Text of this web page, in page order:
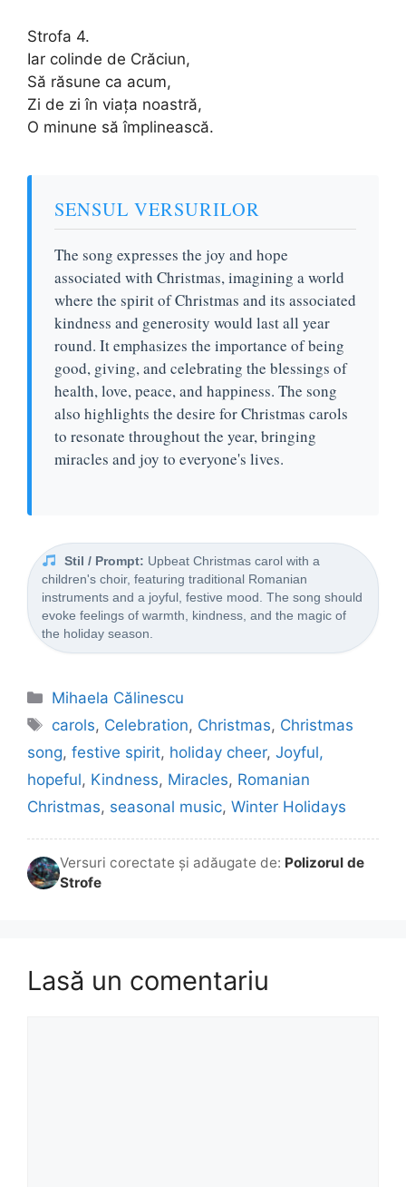
Strofa 4.
Iar colinde de Crăciun,
Să răsune ca acum,
Zi de zi în viaţa noastră,
O minune să împlinească.
SENSUL VERSURILOR
The song expresses the joy and hope
associated with Christmas, imagining a world
where the spirit of Christmas and its associated
kindness and generosity would last all year
round. It emphasizes the importance of being
good, giving, and celebrating the blessings of
health, love, peace, and happiness. The song
also highlights the desire for Christmas carols
to resonate throughout the year, bringing
miracles and joy to everyone's lives.
Stil / Prompt: Upbeat Christmas carol with a
children's choir, featuring traditional Romanian
instruments and a joyful, festive mood. The song should
evoke feelings of warmth, kindness, and the magic of
the holiday season.
Categorii
Mihaela Călinescu
Etichete
carols, Celebration, Christmas, Christmas
song, festive spirit, holiday cheer, Joyful,
hopeful, Kindness, Miracles, Romanian
Christmas, seasonal music, Winter Holidays
Versuri corectate și adăugate de: Polizorul de
Strofe
Lasă un comentariu